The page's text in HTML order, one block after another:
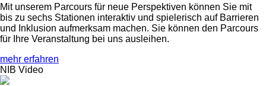
Mit unserem Parcours für neue Perspektiven können Sie mit
bis zu sechs Stationen interaktiv und spielerisch auf Barrieren
und Inklusion aufmerksam machen. Sie können den Parcours
für Ihre Veranstaltung bei uns ausleihen.
mehr erfahren
NIB Video